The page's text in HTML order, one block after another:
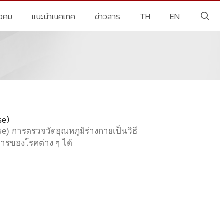
คม แนะนำเนคเทค ข่าวสาร TH EN
การตรวจวัดอุณหภูมิร่างกายเป็นวิธี
รของโรคต่าง ๆ ได้